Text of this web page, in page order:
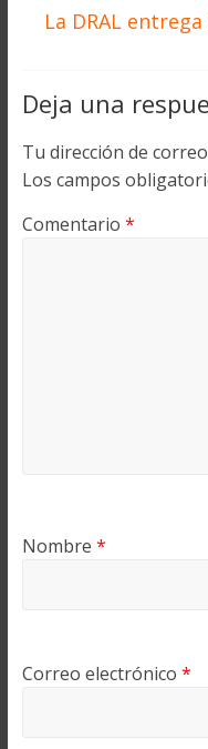
La DRAL
Deja una
Tu dirección de
Los campos
Comentario *
Nombre *
Correo electrónico *